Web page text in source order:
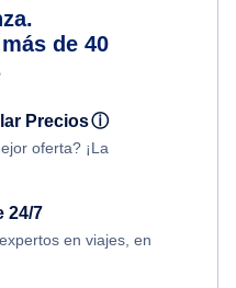
de 40
Preciosⓘ
oferta? ¡La
24/7
en viajes, en